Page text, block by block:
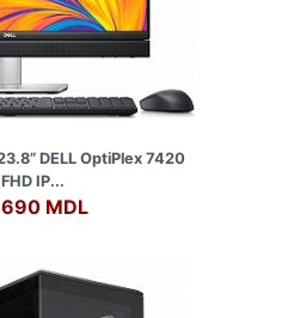
DELL OptiPlex 7420
FHD IP...
MDL